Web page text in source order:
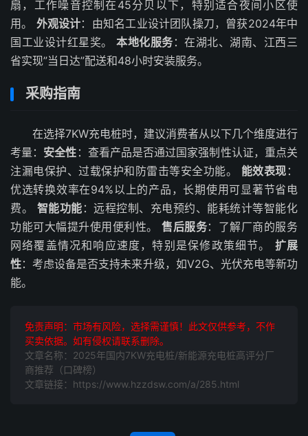
扇，工作噪音控制在45分贝以下，特别适合夜间小区使
用。 外观设计：由知名工业设计团队操刀，曾获2024年中
国工业设计红星奖。本地化服务 ：在湖北、湖南、江西三
省实现”当日达”配送和48小时安装服务。
采购指南
在选择7KW充电桩时，建议消费者从以下几个维度进行
考量： 安全性 ：查看产品是否通过国家强制性认证，重点关
注漏电保护、过载保护和防雷击等安全功能。 能效表现 ：
优选转换效率在94%以上的产品，长期使用可显著节省电
费。 智能功能 ：远程控制、充电预约、能耗统计等智能化
功能可大幅提升使用便利性。售后服务：了解厂商的服务
网络覆盖情况和响应速度，特别是保修政策细节。 扩展
性：考虑设备是否支持未来升级，如V2G、光伏充电等新功
能。
免责声明：市场有风险，选择需谨慎！此文仅供参考，不作
买卖依据。如有侵权请联系删除。
文章名称：2025年国内7KW充电桩/新能源充电桩高评分厂
商推荐（口碑榜）
文章链接：https://www.hzzdsw.com/a/285.html